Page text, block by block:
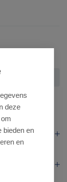
M
deze
bieden en
en